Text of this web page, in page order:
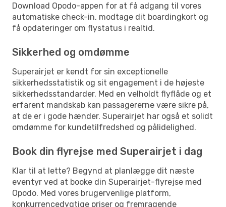
Download Opodo-appen for at få adgang til vores
automatiske check-in, modtage dit boardingkort og
få opdateringer om flystatus i realtid.
Sikkerhed og omdømme
Superairjet er kendt for sin exceptionelle
sikkerhedsstatistik og sit engagement i de højeste
sikkerhedsstandarder. Med en velholdt flyflåde og et
erfarent mandskab kan passagererne være sikre på,
at de er i gode hænder. Superairjet har også et solidt
omdømme for kundetilfredshed og pålidelighed.
Book din flyrejse med Superairjet i dag
Klar til at lette? Begynd at planlægge dit næste
eventyr ved at booke din Superairjet-flyrejse med
Opodo. Med vores brugervenlige platform,
konkurrencedygtige priser og fremragende